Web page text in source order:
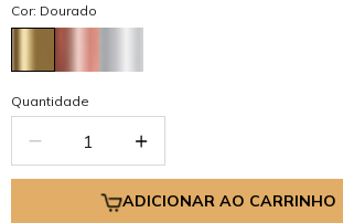
Cor: Dourado
Quantidade
ADICIONAR AO CARRINHO